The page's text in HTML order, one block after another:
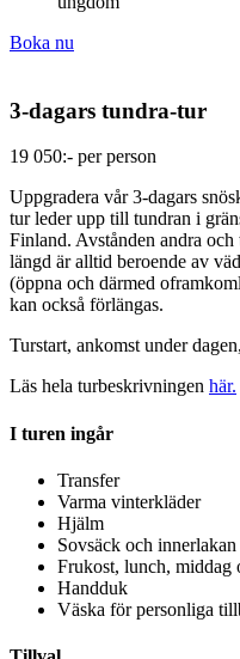
Boka nu
3-dagars tundra-tur
19 050:- per person
Uppgradera vår 3-dagars
tur leder upp till tundran i
Finland. Avstånden andra
längd är alltid beroende av
(öppna och därmed
kan också förlängas.
Turstart, ankomst under
Läs hela turbeskrivningen här.
I turen ingår
Transfer
Varma vinterkläder
Hjälm
Sovsäck och innerlakan
Frukost, lunch, middag
Handduk
Väska för personliga